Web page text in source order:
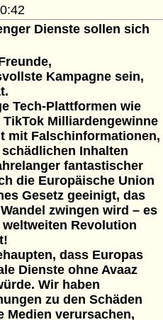
Dienste sollen sich
Kampagne sein,
Tech-Plattformen wie
Milliardengewinne
mit Falschinformationen,
Inhalten
fantastischer
die Europäische Union
Gesetz geeinigt, das
zwingen wird – es
Revolution
dass Europas
Dienste ohne Avaaz
Wir haben
zu den Schäden
Medien verursachen,